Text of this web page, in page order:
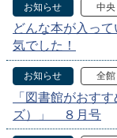
お知らせ 中央
どんな本が入っ
気でした！
お知らせ 全館
「図書館がおす
ズ）」 ８月号